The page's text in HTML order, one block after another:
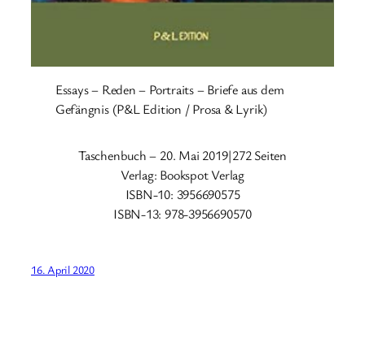
Essays – Reden – Portraits – Briefe aus dem
Gefängnis (P&L Edition / Prosa & Lyrik)
Taschenbuch – 20. Mai 2019|272 Seiten
Verlag: Bookspot Verlag
ISBN-10: 3956690575
ISBN-13: 978-3956690570
16. April 2020